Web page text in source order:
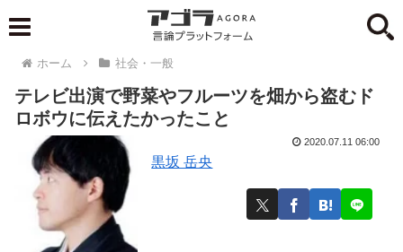
ホーム 社会・一般
テレビ出演で野菜やフルーツを畑から盗むド
ロボウに伝えたかったこと
黒坂 岳央
2020.07.11 06:00